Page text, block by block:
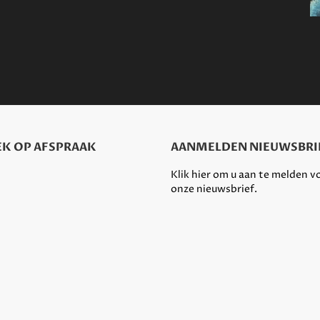
OP AFSPRAAK AANMELDEN
Klik hier om u aan te melden
onze nieuwsbrief.